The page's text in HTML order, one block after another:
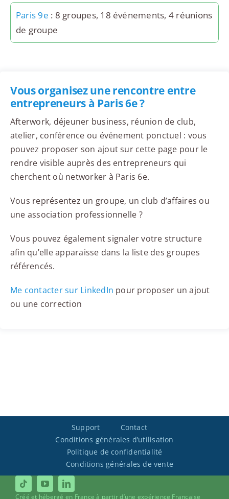
Paris 9e : 8 groupes, 18 événements, 4 réunions
de groupe
Vous organisez une rencontre entre
entrepreneurs à Paris 6e ?
Afterwork, déjeuner business, réunion de club,
atelier, conférence ou événement ponctuel : vous
pouvez proposer son ajout sur cette page pour le
rendre visible auprès des entrepreneurs qui
cherchent où networker à Paris 6e.
Vous représentez un groupe, un club d’affaires ou
une association professionnelle ?
Vous pouvez également signaler votre structure
afin qu’elle apparaisse dans la liste des groupes
référencés.
Me contacter sur LinkedIn pour proposer un ajout
ou une correction
Support
Contact
Conditions générales d’utilisation
Politique de confidentialité
Conditions générales de vente
Créé et hébergé en France à partir d’une expérience Française